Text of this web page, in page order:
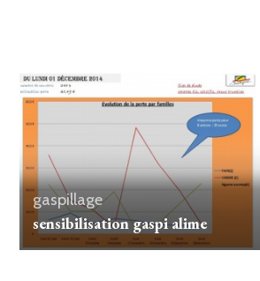
gaspillage
sensibilisation gaspi alime